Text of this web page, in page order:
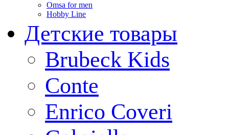
Omsa for men
Hobby Line
Детские товары
Brubeck Kids
Conte
Enrico Coveri